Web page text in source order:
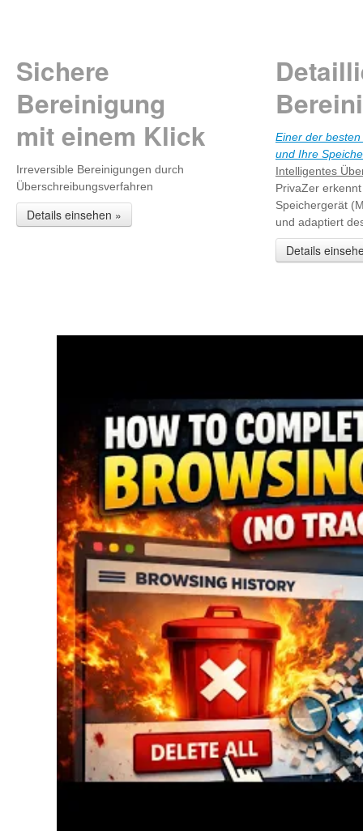
Sichere
Bereinigung
mit einem Klick
Irreversible Bereinigungen durch
Überschreibungsverfahren
Details einsehen »
Einer der
und Ihre
Intelligentes
PrivaZer
Speichergerät
und adaptiert
Details